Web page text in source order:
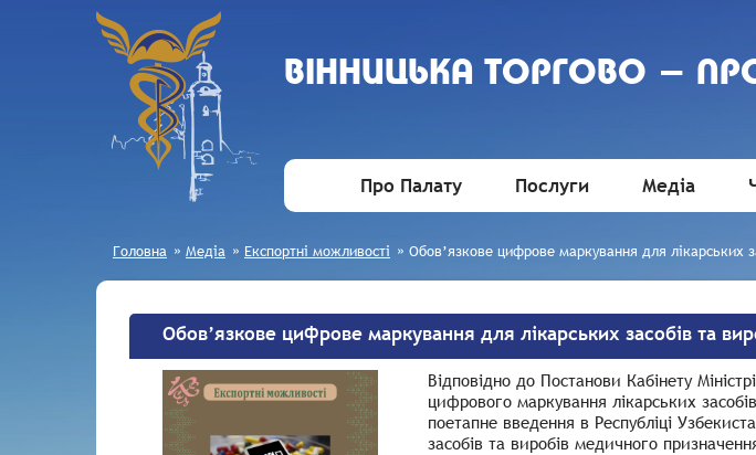
ВIННИЦЬКА ТОРГОВО -
Про Палату Послуги Медіа
Головна » Медіа » Експортні можливості » Обов’язкове цифрове маркування для лікарських
Обов’язкове цифрове маркування для лікарських засобів та
Відповідно до Постанови Кабінету
цифрового маркування лікарських
поетапне введення в Республіці
засобів та виробів медичного